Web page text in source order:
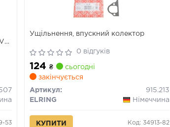
NG/PS/RT
53
Ущільнення, впускний колектор
0 відгуків
124₴
сьогодні
закінчується
Артикул:
915.213
ELRING
Німеччина
КУПИТИ Код: 34913-82